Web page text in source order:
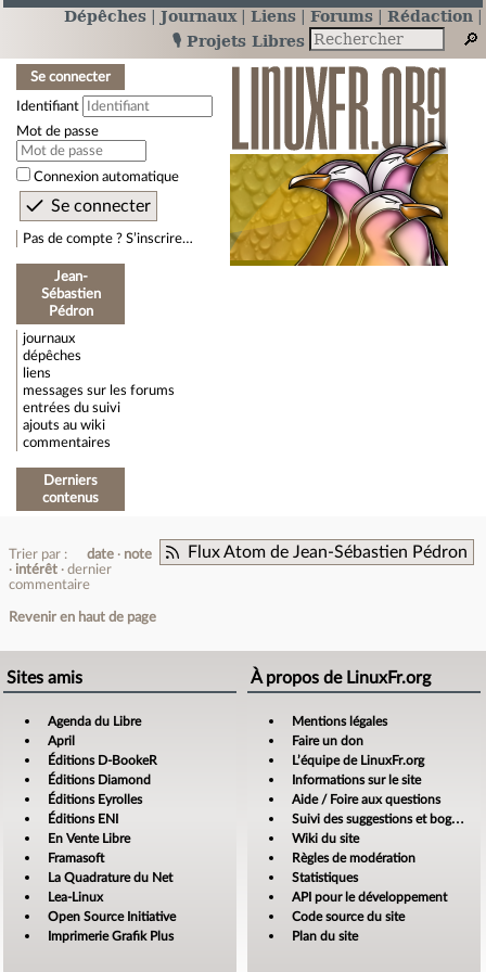
Dépêches Journaux Liens Forums
Rédaction
🎙️ Projets Libres
Se connecter
Identifiant
Mot de passe
Connexion automatique
Pas de compte ? S’inscrire…
Jean-
Sébastien
Pédron
journaux
dépêches
liens
messages sur les forums
entrées du suivi
ajouts au wiki
commentaires
Derniers
contenus
Flux Atom de Jean-Sébastien Pédron
Trier par : date
note
intérêt
dernier
commentaire
Revenir en haut de page
Sites amis
Agenda du Libre
April
Éditions D-BookeR
Éditions Diamond
Éditions Eyrolles
Éditions ENI
En Vente Libre
Framasoft
La Quadrature du Net
Lea-Linux
Open Source Initiative
Imprimerie Grafik Plus
À propos de LinuxFr.org
Mentions légales
Faire un don
L’équipe de LinuxFr.org
Informations sur le site
Aide / Foire aux questions
Suivi des suggestions et bogues
Wiki du site
Règles de modération
Statistiques
API pour le développement
Code source du site
Plan du site